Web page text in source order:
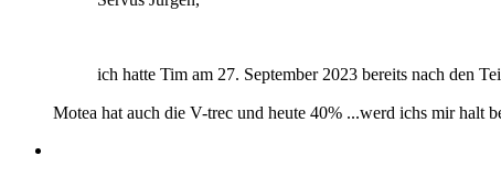
ich hatte Tim am 27. September 2023 bereits nach den
Motea hat auch die V-trec und heute 40% ...werd ichs mir halt